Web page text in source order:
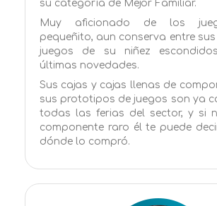
su categoría de Mejor Familiar.
Muy aficionado de los
pequeñito, aun conserva entre
juegos de su niñez
últimas novedades.
Sus cajas y cajas llenas de
sus prototipos de juegos son ya
todas las ferias del sector, y si
componente raro él te puede
dónde lo compró.